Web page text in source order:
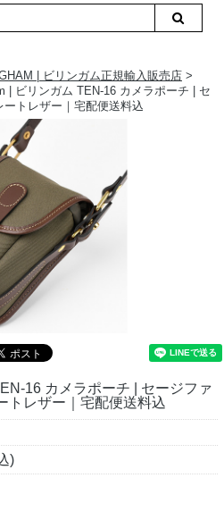
| ビリンガム正規輸入販売店 >
| ビリンガム TEN-16 カメラポーチ | セ
トレザー｜宅配便送料込
16 カメラポーチ | セージファ
トレザー｜宅配便送料込
)